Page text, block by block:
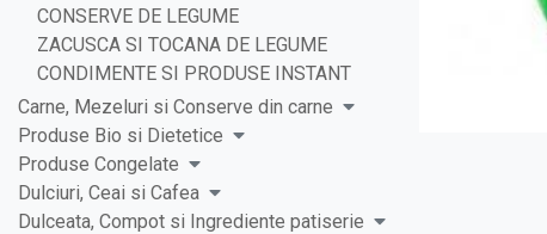
CONSERVE DE LEGUME
ZACUSCA SI TOCANA DE LEGUME
CONDIMENTE SI PRODUSE INSTANT
Carne, Mezeluri si Conserve din carne
Produse Bio si Dietetice
Produse Congelate
Dulciuri, Ceai si Cafea
Dulceata, Compot si Ingrediente patiserie